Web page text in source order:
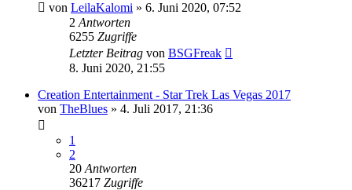
von LeilaKalomi » 6. Juni 2020, 07:52
2 Antworten
6255 Zugriffe
Letzter Beitrag von BSGFreak
8. Juni 2020, 21:55
Creation Entertainment - Star Trek Las Vegas 2017
von TheBlues » 4. Juli 2017, 21:36
1
2
20 Antworten
36217 Zugriffe